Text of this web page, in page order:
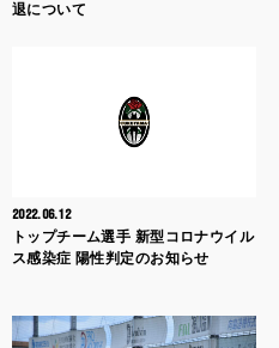
退について
2022.06.12
トップチーム選手 新型コロナウイル
ス感染症 陽性判定のお知らせ